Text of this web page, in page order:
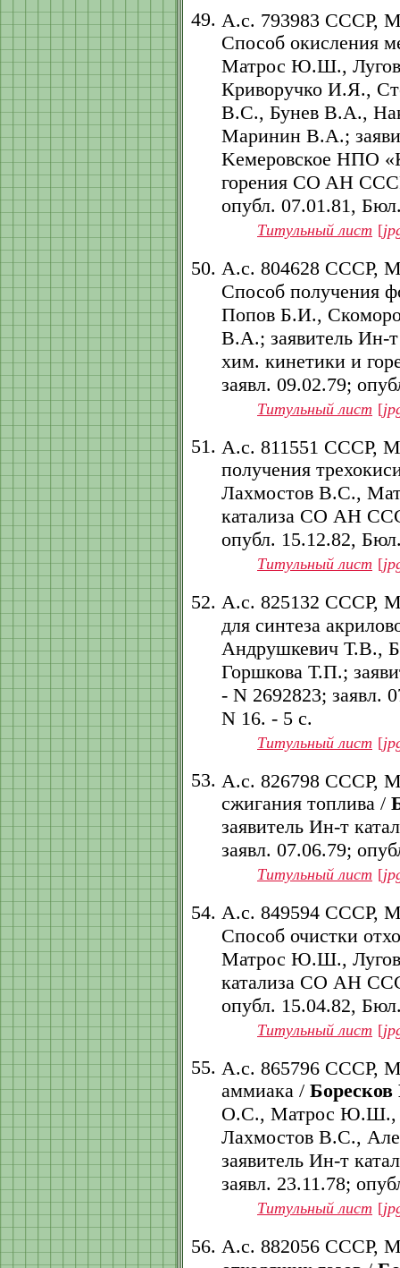
А.с. 793983 СССР,
Способ окисления
Матрос Ю.Ш.,
Криворучко И.Я.,
В.С., Бунев В.А.,
Маринин В.А.;
Kемеровское НПО
горения CO AH
опубл. 07.01.81,
Титульный лист [
А.с. 804628 СССР,
Способ получения
Попов Б.И.,
В.А.; заявитель
хим. кинетики и
заявл. 09.02.79;
Титульный лист [
А.с. 811551 СССР,
получения
Лахмостов В.С.,
катализа СО АН
опубл. 15.12.82,
Титульный лист [
А.с. 825132 СССР,
для синтеза
Андрушкевич Т.В.,
Горшкова Т.П.;
- N 2692823; заявл.
N 16. - 5 с.
Титульный лист [
А.с. 826798 СССР,
сжигания топлива /
заявитель Ин-т
заявл. 07.06.79;
Титульный лист [
А.с. 849594 СССР,
Способ очистки
Матрос Ю.Ш.,
катализа СО АН
опубл. 15.04.82,
Титульный лист [
А.с. 865796 СССР,
аммиака /
О.С., Матрос Ю.Ш.,
Лахмостов В.С.,
заявитель Ин-т
заявл. 23.11.78;
Титульный лист [
А.с. 882056 СССР,